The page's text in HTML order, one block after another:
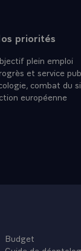
priorités
plein emploi
et service
combat du
européenne
Budget